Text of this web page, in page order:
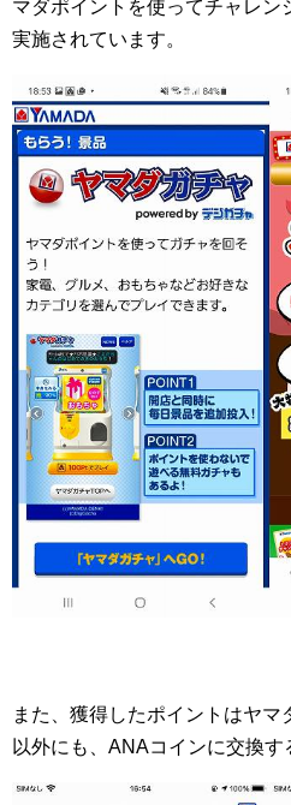
マダポイントを使ってチャレン
実施されています。
また、獲得したポイントはヤマ
以外にも、ANAコインに交換す